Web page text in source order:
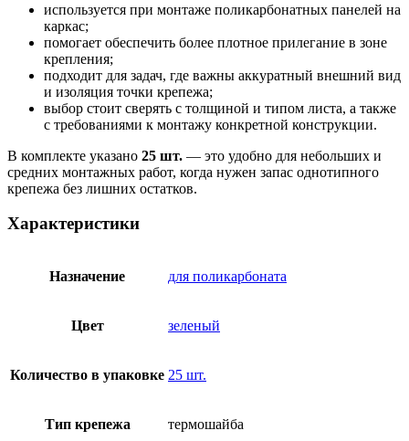
используется при монтаже поликарбонатных панелей на
каркас;
помогает обеспечить более плотное прилегание в зоне
крепления;
подходит для задач, где важны аккуратный внешний вид
и изоляция точки крепежа;
выбор стоит сверять с толщиной и типом листа, а также
с требованиями к монтажу конкретной конструкции.
В комплекте указано 25 шт. — это удобно для небольших и
средних монтажных работ, когда нужен запас однотипного
крепежа без лишних остатков.
Характеристики
Назначение для поликарбоната
Цвет зеленый
Количество в упаковке 25 шт.
Тип крепежа термошайба